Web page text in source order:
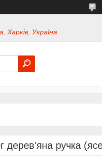
Харків, Україна
дерев'яна ручка